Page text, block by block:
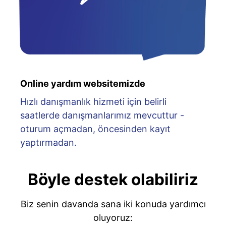
Online yardım websitemizde
Hızlı danışmanlık hizmeti için belirli
saatlerde danışmanlarımız mevcuttur -
oturum açmadan, öncesinden kayıt
yaptırmadan.
Böyle destek olabiliriz
Biz senin davanda sana iki konuda yardımcı
oluyoruz: